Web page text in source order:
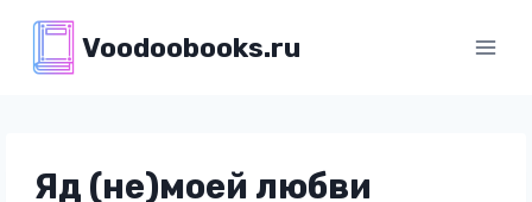
содержимому
Voodoobooks.ru
Яд (не)моей любви